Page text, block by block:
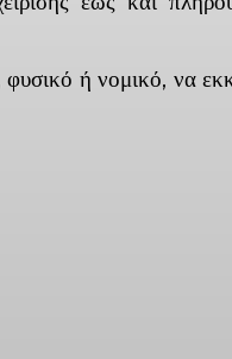
ή νομικό, να